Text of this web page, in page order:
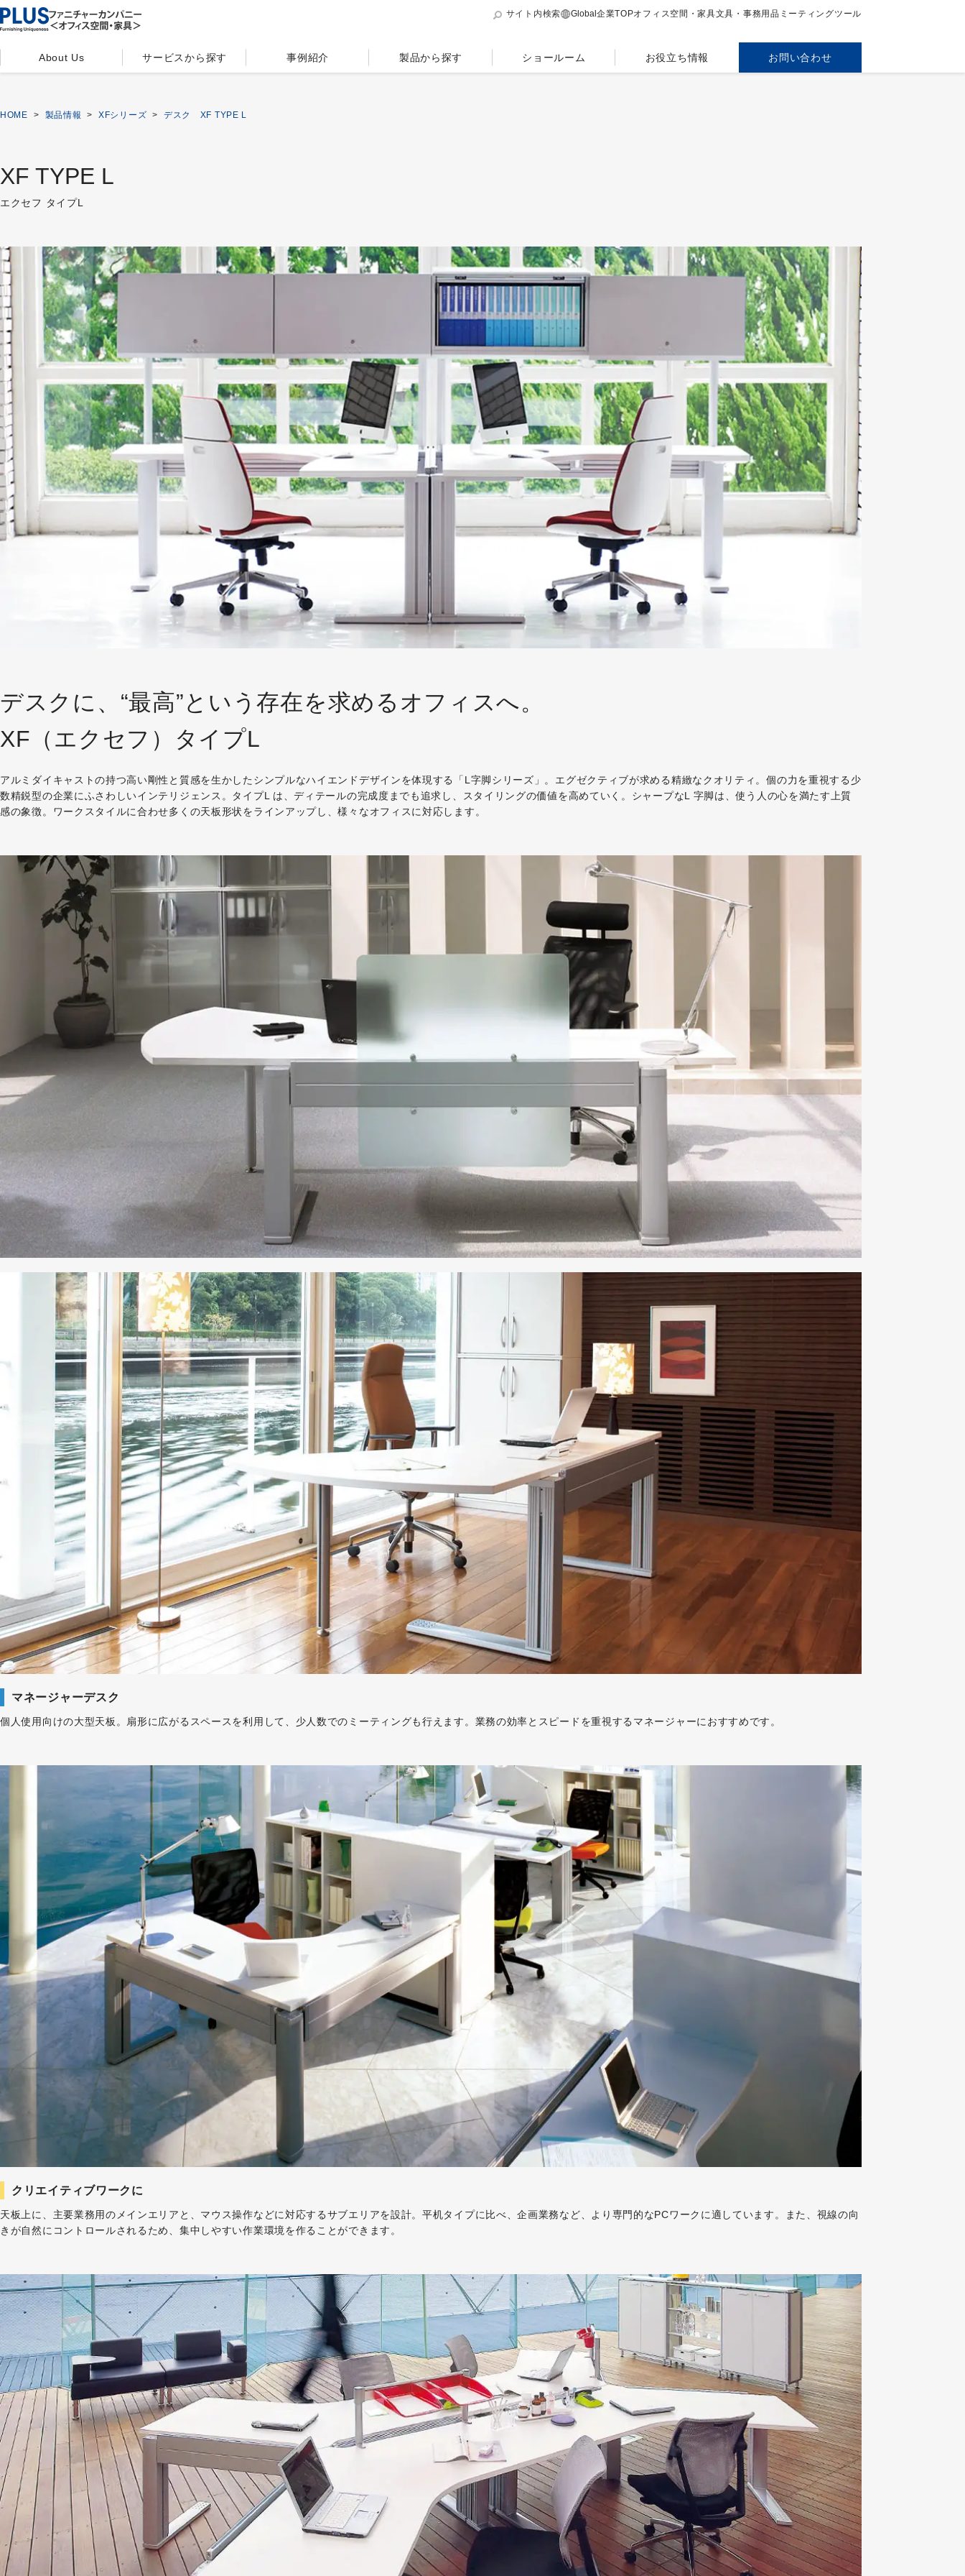
サイト内検索 Global 企業TOPオフィス空間・家具文具・事務用品 ミーティングツール
About Us サービスから探す 事例紹介 製品から探す ショールーム お役立ち情報 お問い合わせ
HOME > 製品情報 > XFシリーズ > デスク XF TYPE L
XF TYPE L
エクセフ タイプL
デスクに、“最高”という存在を求めるオフィスへ。
XF（エクセフ）タイプL
アルミダイキャストの持つ高い剛性と質感を生かしたシンプルなハイエンドデザインを体現する「L字脚シリーズ」。エグゼクティブが求める精緻なクオリティ。個の力を重視する少
数精鋭型の企業にふさわしいインテリジェンス。タイプL は、ディテールの完成度までも追求し、スタイリングの価値を高めていく。シャープなL 字脚は、使う人の心を満たす上質
感の象徴。ワークスタイルに合わせ多くの天板形状をラインアップし、様々なオフィスに対応します。
マネージャーデスク
個人使用向けの大型天板。扇形に広がるスペースを利用して、少人数でのミーティングも行えます。業務の効率とスピードを重視するマネージャーにおすすめです。
クリエイティブワークに
天板上に、主要業務用のメインエリアと、マウス操作などに対応するサブエリアを設計。平机タイプに比べ、企画業務など、より専門的なPCワークに適しています。また、視線の向
きが自然にコントロールされるため、集中しやすい作業環境を作ることができます。